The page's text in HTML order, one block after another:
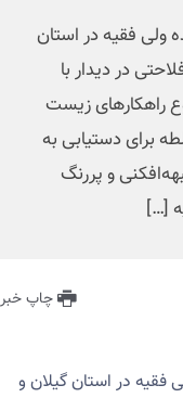
ولی فقیه در استان
در دیدار با
راهکارهای زیست
برای دستیابی به
و پررنگ
[…]
چاپ خبر
فقیه در استان گیلان و